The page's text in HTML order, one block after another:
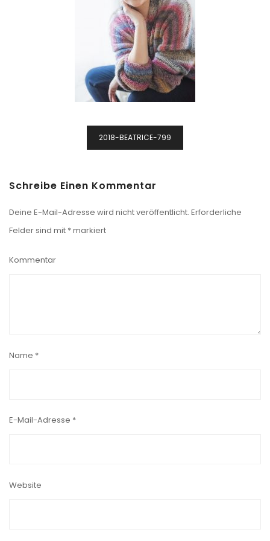
Beitragsnavigation2018-BEATRICE-799
Schreibe Einen Kommentar
Deine E-Mail-Adresse wird nicht veröffentlicht. Erforderliche
Felder sind mit *markiert
Kommentar
Name *
E-Mail-Adresse *
Website